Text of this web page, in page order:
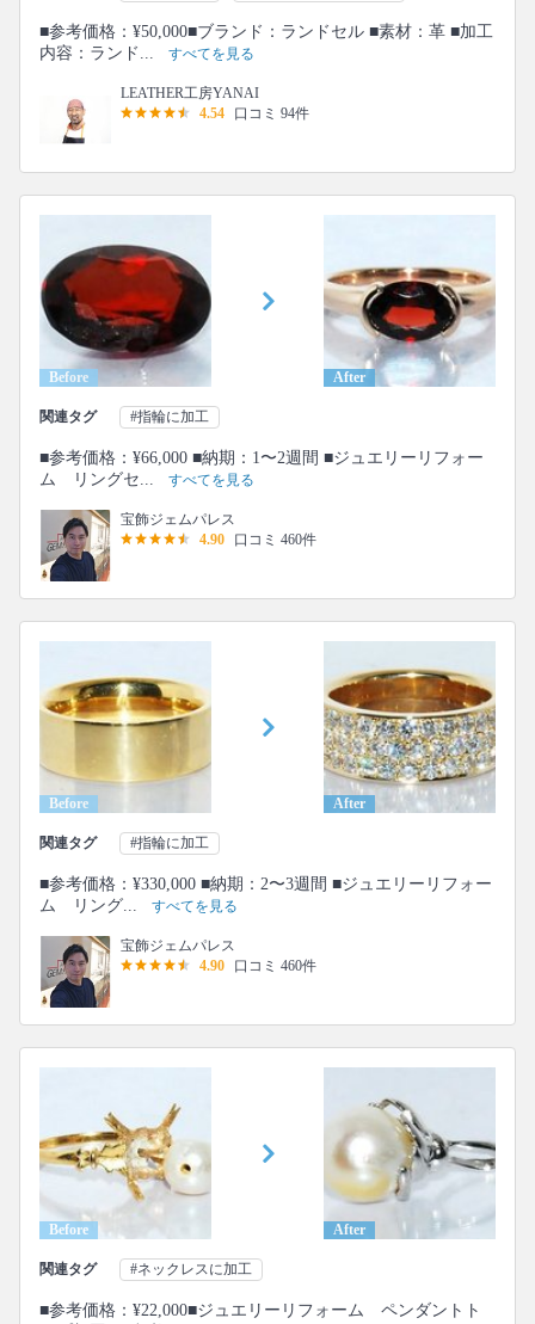
■参考価格：¥50,000■ブランド：ランドセル ■素材：革 ■加工
内容：ランド...
すべてを見る
LEATHER工房YANAI
4.54
口コミ 94件
Before After
関連タグ #指輪に加工
■参考価格：¥66,000 ■納期：1〜2週間 ■ジュエリーリフォー
ム リングセ...
すべてを見る
宝飾ジェムパレス
4.90
口コミ 460件
Before After
関連タグ #指輪に加工
■参考価格：¥330,000 ■納期：2〜3週間 ■ジュエリーリフォー
ム リング...
すべてを見る
宝飾ジェムパレス
4.90
口コミ 460件
Before After
関連タグ #ネックレスに加工
■参考価格：¥22,000■ジュエリーリフォーム ペンダントト